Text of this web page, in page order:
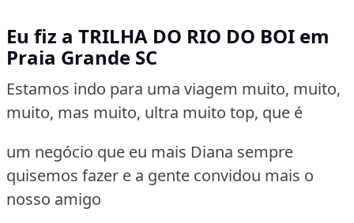
Eu fiz a TRILHA DO RIO DO BOI em
Praia Grande SC
Estamos indo para uma viagem muito, muito,
muito, mas muito, ultra muito top, que é
um negócio que eu mais Diana sempre
quisemos fazer e a gente convidou mais o
nosso amigo